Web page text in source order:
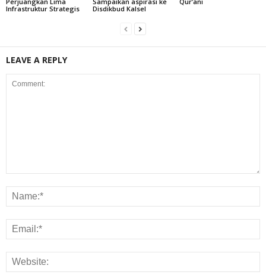
Infrastruktur Strategis
Disdikbud Kalsel
LEAVE A REPLY